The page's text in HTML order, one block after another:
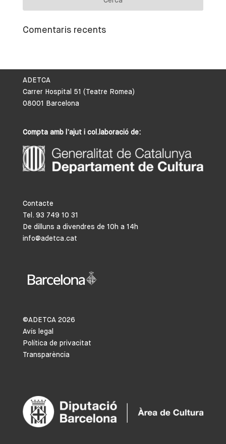
Comentaris recents
ADETCA
Carrer Hospital 51 (Teatre Romea)
08001 Barcelona
Compta amb l’ajut i col.laboració de:
Contacte
Tel. 93 749 10 31
De dilluns a divendres de 10h a 14h
info@adetca.cat
©ADETCA 2026
Avís legal
Política de privacitat
Transparència